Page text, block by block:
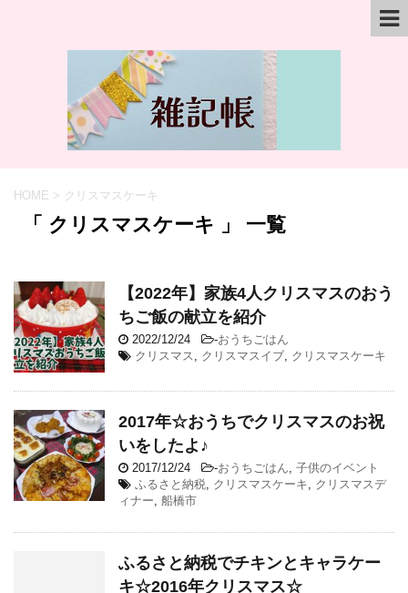
HOME > クリスマスケーキ
「 クリスマスケーキ 」 一覧
【2022年】家族4人クリスマスのおう
ちご飯の献立を紹介
2022/12/24 -おうちごはん
クリスマス , クリスマスイブ, クリスマスケーキ
2017年☆おうちでクリスマスのお祝
いをしたよ♪
2017/12/24 -おうちごはん, 子供のイベント
ふるさと納税, クリスマスケーキ, クリスマスデ
ィナー, 船橋市
ふるさと納税でチキンとキャラケー
キ☆2016年クリスマス☆